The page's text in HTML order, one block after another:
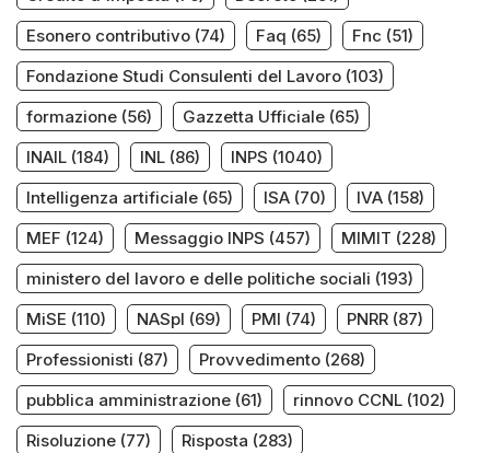
Esonero contributivo (74) Faq (65) Fnc (51)
Fondazione Studi Consulenti del Lavoro (103)
formazione (56) Gazzetta Ufficiale (65)
INAIL (184) INL (86) INPS (1040)
Intelligenza artificiale (65) ISA (70) IVA (158)
MEF (124) Messaggio INPS (457) MIMIT (228)
ministero del lavoro e delle politiche sociali (193)
MiSE (110) NASpI (69) PMI (74) PNRR (87)
Professionisti (87) Provvedimento (268)
pubblica amministrazione (61) rinnovo CCNL (102)
Risoluzione (77) Risposta (283)